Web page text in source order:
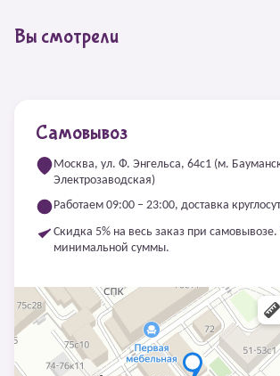
Вы смотрели
Самовывоз
Москва, ул. Ф. Энгельса, 64с1 (м.
Электрозаводская)
Работаем 09:00 – 23:00, доставка
Скидка 5% на весь заказ при самовывозе.
минимальной суммы.